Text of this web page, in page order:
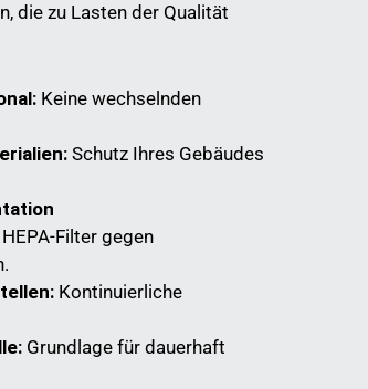
die zu Lasten der Qualität
Keine wechselnden
Schutz Ihres Gebäudes
Filter gegen
Kontinuierliche
Grundlage für dauerhaft